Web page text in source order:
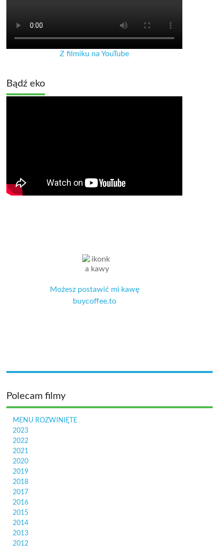
Z filmiku na YouTube
Bądź eko
Możesz postawić mi kawę
buycoffee.to
Polecam filmy
MENU ROZWINIĘTE
2023
2022
2021
2020
2019
2018
2017
2016
2015
2014
2013
2012